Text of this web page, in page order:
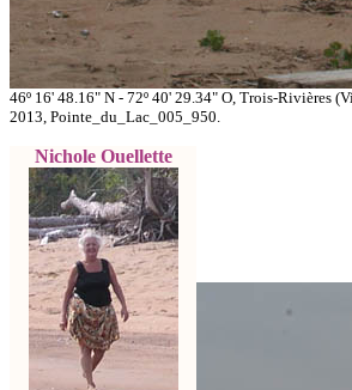
46º 16' 48.16" N - 72º 40' 29.34" O, Trois-Rivières
2013, Pointe_du_Lac_005_950.
Nichole Ouellette